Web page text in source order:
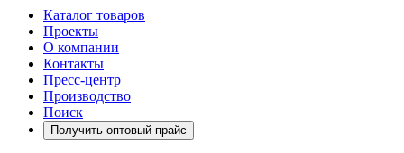
Каталог товаров
Проекты
О компании
Контакты
Пресс-центр
Производство
Поиск
Получить оптовый прайс